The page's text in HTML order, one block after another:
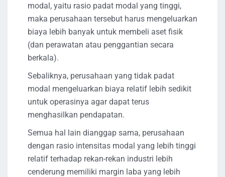
modal, yaitu rasio padat modal yang tinggi,
maka perusahaan tersebut harus mengeluarkan
biaya lebih banyak untuk membeli aset fisik
(dan perawatan atau penggantian secara
berkala).
Sebaliknya, perusahaan yang tidak padat
modal mengeluarkan biaya relatif lebih sedikit
untuk operasinya agar dapat terus
menghasilkan pendapatan.
Semua hal lain dianggap sama, perusahaan
dengan rasio intensitas modal yang lebih tinggi
relatif terhadap rekan-rekan industri lebih
cenderung memiliki margin laba yang lebih